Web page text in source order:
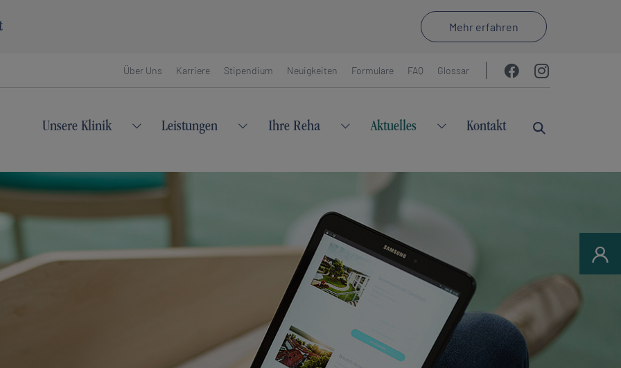
Mehr erfahren
Über Uns Karriere Stipendium Neuigkeiten Formulare FAQ Glossar
Unsere Klinik Submenu for "Unsere Klinik"
Leistungen Submenu for "Leistungen"
Ihre Reha Submenu for "Ihre Reha"
Aktuelles Submenu for "Aktuelles"
Kontakt